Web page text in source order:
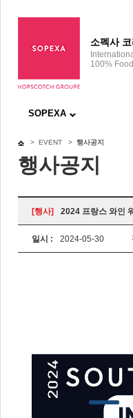
소펙사
100%
SOPEXA
> EVENT > 행사공지
행사공지
[행사] 2024 프랑스 와인
일시 : 2024-05-30